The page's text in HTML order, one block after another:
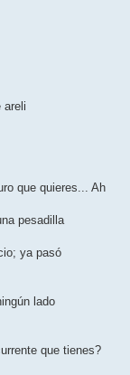
areli
que quieres... Ah
pesadilla
ya pasó
lado
que tienes?